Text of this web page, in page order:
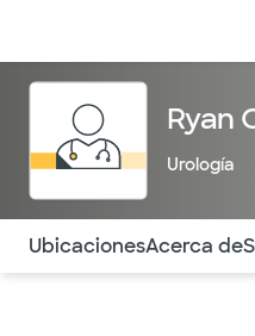
Ryan
Urología
Utilice esta navegación
UbicacionesAcerca de